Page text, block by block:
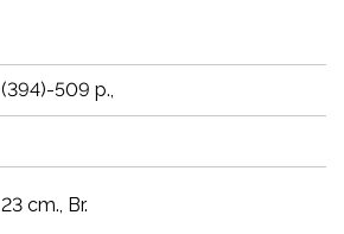
(394)-509 p.,
23 cm., Br.